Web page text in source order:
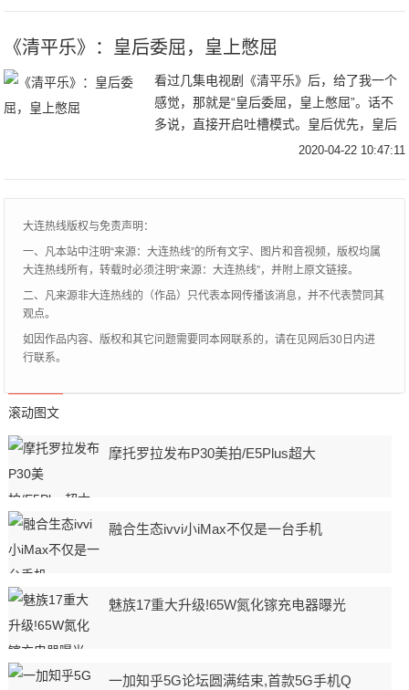
《清平乐》：皇后委屈，皇上憋屈
看过几集电视剧《清平乐》后，给了我一个
感觉，那就是“皇后委屈，皇上憋屈”。话不
多说，直接开启吐槽模式。皇后优先，皇后
先来江疏影饰演的曹丹姝是此剧最大亮点。
2020-04-22 10:47:11
大连热线版权与免责声明：
一、凡本站中注明“来源：大连热线”的所有文字、图片和音视频，版权均属
大连热线所有，转载时必须注明“来源：大连热线”，并附上原文链接。
二、凡来源非大连热线的（作品）只代表本网传播该消息，并不代表赞同其
观点。
如因作品内容、版权和其它问题需要同本网联系的，请在见网后30日内进
行联系。
滚动图文
摩托罗拉发布P30美拍/E5Plus超大
融合生态ivvi小iMax不仅是一台手机
魅族17重大升级!65W氮化镓充电器曝光
一加知乎5G论坛圆满结束,首款5G手机Q